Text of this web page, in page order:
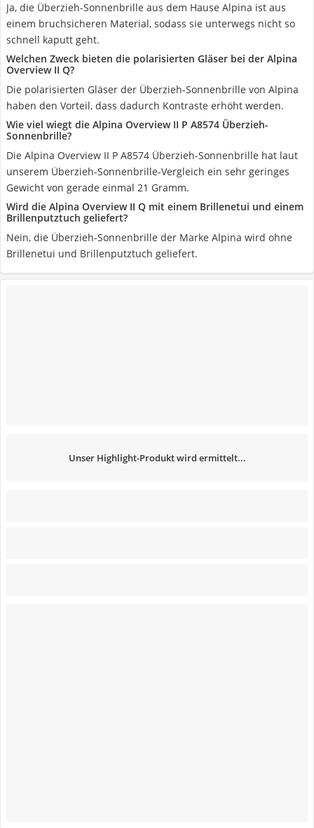
Ja, die Überzieh-Sonnenbrille aus dem Hause Alpina ist aus
einem bruchsicheren Material, sodass sie unterwegs nicht so
schnell kaputt geht.
Welchen Zweck bieten die polarisierten Gläser bei der Alpina
Overview II Q?
Die polarisierten Gläser der Überzieh-Sonnenbrille von Alpina
haben den Vorteil, dass dadurch Kontraste erhöht werden.
Wie viel wiegt die Alpina Overview II P A8574 Überzieh-
Sonnenbrille?
Die Alpina Overview II P A8574 Überzieh-Sonnenbrille hat laut
unserem Überzieh-Sonnenbrille-Vergleich ein sehr geringes
Gewicht von gerade einmal 21 Gramm.
Wird die Alpina Overview II Q mit einem Brillenetui und einem
Brillenputztuch geliefert?
Nein, die Überzieh-Sonnenbrille der Marke Alpina wird ohne
Brillenetui und Brillenputztuch geliefert.
Unser Highlight-Produkt wird ermittelt...